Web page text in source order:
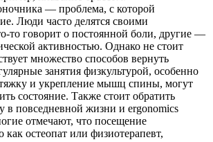
— проблема, с которой
Люди часто делятся своими
то говорит о постоянной боли, другие —
активностью. Однако не стоит
множество способов вернуть
занятия физкультурой, особенно
и укрепление мышц спины, могут
состояние. Также стоит обратить
в повседневной жизни и ergonomics
отмечают, что посещение
как остеопат или физиотерапевт,